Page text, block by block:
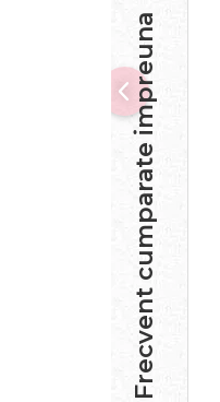
Frecvent cumparate impreuna